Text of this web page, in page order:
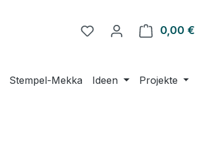
Du hast 0 Produkte auf
0,00 €
Stempel-Mekka Ideen Projekte